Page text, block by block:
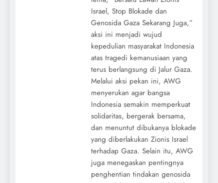
Israel, Stop Blokade dan
Genosida Gaza Sekarang Juga,”
aksi ini menjadi wujud
kepedulian masyarakat Indonesia
atas tragedi kemanusiaan yang
terus berlangsung di Jalur Gaza.
Melalui aksi pekan ini, AWG
menyerukan agar bangsa
Indonesia semakin memperkuat
solidaritas, bergerak bersama,
dan menuntut dibukanya blokade
yang diberlakukan Zionis Israel
terhadap Gaza. Selain itu, AWG
juga menegaskan pentingnya
penghentian tindakan genosida